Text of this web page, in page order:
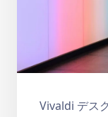
Vivaldi デス